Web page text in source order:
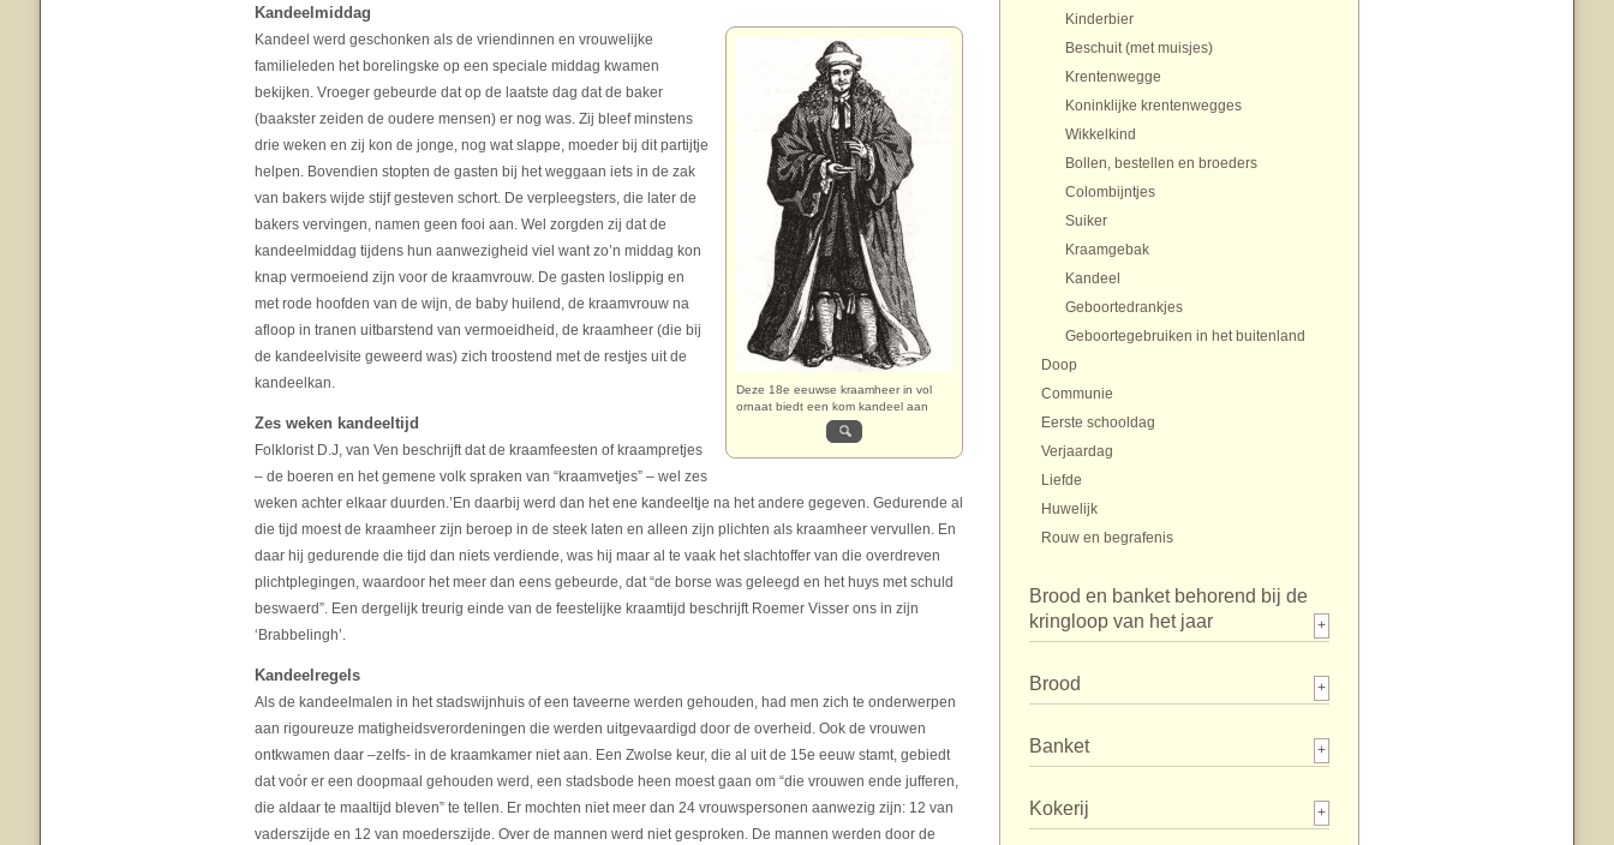
Kandeelmiddag
Deze 18e eeuwse kraamheer in vol
ornaat biedt een kom kandeel aan
Kandeel werd geschonken als de vriendinnen en vrouwelijke
familieleden het borelingske op een speciale middag kwamen
bekijken. Vroeger gebeurde dat op de laatste dag dat de baker
(baakster zeiden de oudere mensen) er nog was. Zij bleef minstens
drie weken en zij kon de jonge, nog wat slappe, moeder bij dit partijtje
helpen. Bovendien stopten de gasten bij het weggaan iets in de zak
van bakers wijde stijf gesteven schort. De verpleegsters, die later de
bakers vervingen, namen geen fooi aan. Wel zorgden zij dat de
kandeelmiddag tijdens hun aanwezigheid viel want zo’n middag kon
knap vermoeiend zijn voor de kraamvrouw. De gasten loslippig en
met rode hoofden van de wijn, de baby huilend, de kraamvrouw na
afloop in tranen uitbarstend van vermoeidheid, de kraamheer (die bij
de kandeelvisite geweerd was) zich troostend met de restjes uit de
kandeelkan.
Zes weken kandeeltijd
Folklorist D.J, van Ven beschrijft dat de kraamfeesten of kraampretjes
– de boeren en het gemene volk spraken van “kraamvetjes” – wel zes
weken achter elkaar duurden.’En daarbij werd dan het ene kandeeltje na het andere gegeven. Gedurende al
die tijd moest de kraamheer zijn beroep in de steek laten en alleen zijn plichten als kraamheer vervullen. En
daar hij gedurende die tijd dan niets verdiende, was hij maar al te vaak het slachtoffer van die overdreven
plichtplegingen, waardoor het meer dan eens gebeurde, dat “de borse was geleegd en het huys met schuld
beswaerd”. Een dergelijk treurig einde van de feestelijke kraamtijd beschrijft Roemer Visser ons in zijn
‘Brabbelingh’.
Kandeelregels
Als de kandeelmalen in het stadswijnhuis of een taveerne werden gehouden, had men zich te onderwerpen
aan rigoureuze matigheidsverordeningen die werden uitgevaardigd door de overheid. Ook de vrouwen
ontkwamen daar –zelfs- in de kraamkamer niet aan. Een Zwolse keur, die al uit de 15e eeuw stamt, gebiedt
dat voór er een doopmaal gehouden werd, een stadsbode heen moest gaan om “die vrouwen ende jufferen,
die aldaar te maaltijd bleven” te tellen. Er mochten niet meer dan 24 vrouwspersonen aanwezig zijn: 12 van
vaderszijde en 12 van moederszijde. Over de mannen werd niet gesproken. De mannen werden door de
Kinderbier
Beschuit (met muisjes)
Krentenwegge
Koninklijke krentenwegges
Wikkelkind
Bollen, bestellen en broeders
Colombijntjes
Suiker
Kraamgebak
Kandeel
Geboortedrankjes
Geboortegebruiken in het buitenland
Doop
Communie
Eerste schooldag
Verjaardag
Liefde
Huwelijk
Rouw en begrafenis
Brood en banket behorend bij de
kringloop van het jaar
+
Brood +
Banket +
Kokerij +